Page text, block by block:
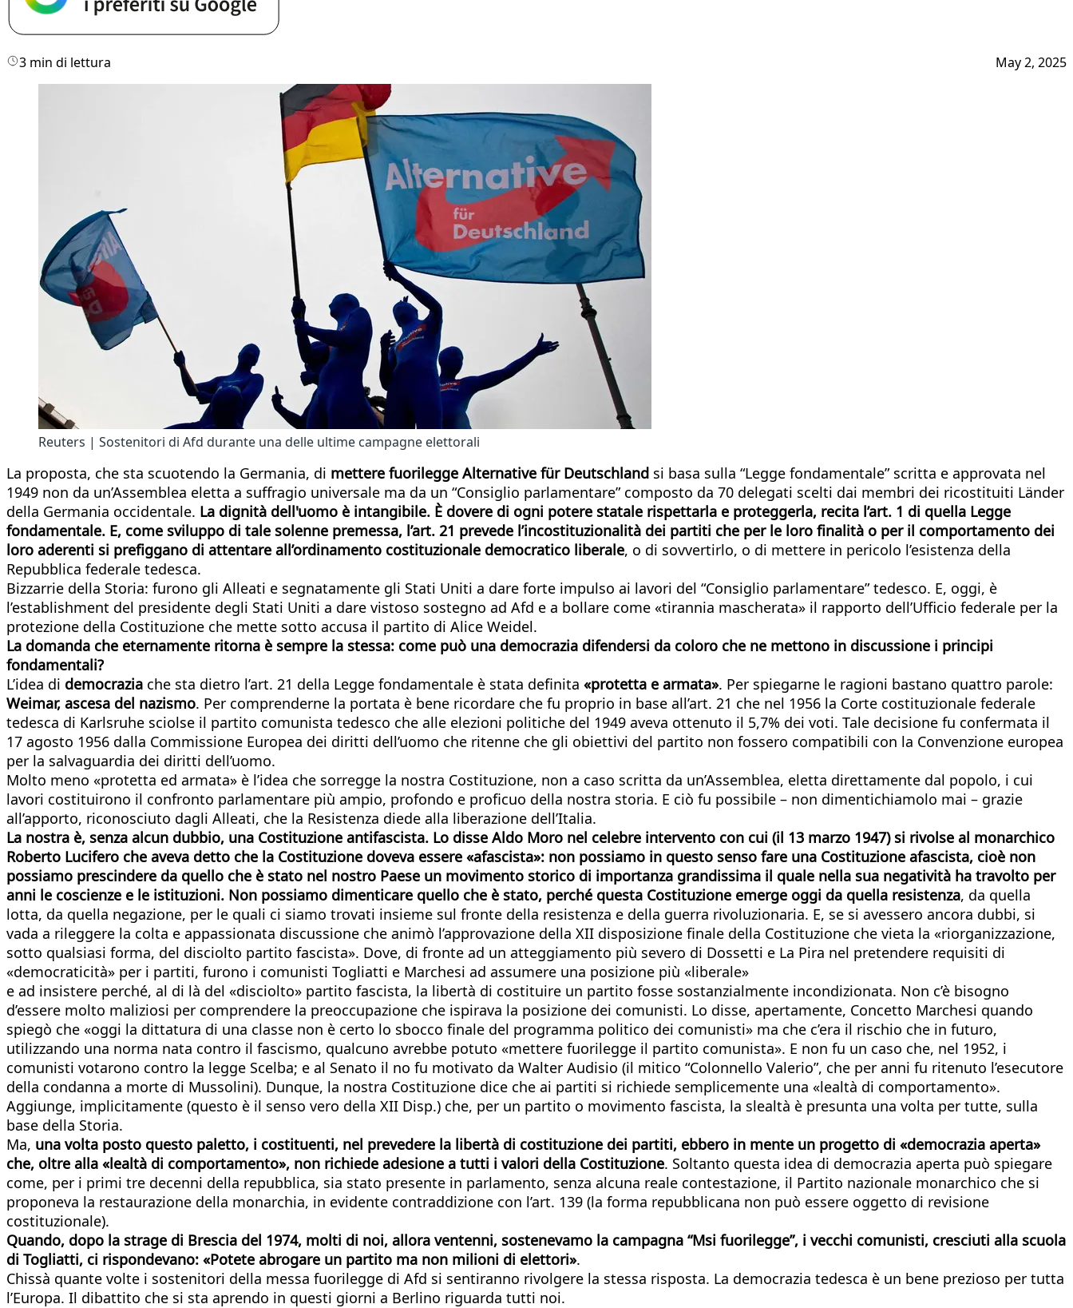
3 min di lettura May 2, 2025
Reuters | Sostenitori di Afd durante una delle ultime campagne elettorali
La proposta, che sta scuotendo la Germania, di mettere fuorilegge Alternative für Deutschland si basa sulla “Legge fondamentale” scritta e approvata nel
1949 non da un’Assemblea eletta a suffragio universale ma da un “Consiglio parlamentare” composto da 70 delegati scelti dai membri dei ricostituiti Länder
della Germania occidentale. La dignità dell'uomo è intangibile. È dovere di ogni potere statale rispettarla e proteggerla, recita l’art. 1 di quella Legge
fondamentale. E, come sviluppo di tale solenne premessa, l’art. 21 prevede l’incostituzionalità dei partiti che per le loro finalità o per il comportamento dei
loro aderenti si prefiggano di attentare all’ordinamento costituzionale democratico liberale, o di sovvertirlo, o di mettere in pericolo l’esistenza della
Repubblica federale tedesca.
Bizzarrie della Storia: furono gli Alleati e segnatamente gli Stati Uniti a dare forte impulso ai lavori del “Consiglio parlamentare” tedesco. E, oggi, è
l’establishment del presidente degli Stati Uniti a dare vistoso sostegno ad Afd e a bollare come «tirannia mascherata» il rapporto dell’Ufficio federale per la
protezione della Costituzione che mette sotto accusa il partito di Alice Weidel.
La domanda che eternamente ritorna è sempre la stessa: come può una democrazia difendersi da coloro che ne mettono in discussione i principi
fondamentali?
L’idea di democrazia che sta dietro l’art. 21 della Legge fondamentale è stata definita «protetta e armata». Per spiegarne le ragioni bastano quattro parole:
Weimar, ascesa del nazismo. Per comprenderne la portata è bene ricordare che fu proprio in base all’art. 21 che nel 1956 la Corte costituzionale federale
tedesca di Karlsruhe sciolse il partito comunista tedesco che alle elezioni politiche del 1949 aveva ottenuto il 5,7% dei voti. Tale decisione fu confermata il
17 agosto 1956 dalla Commissione Europea dei diritti dell’uomo che ritenne che gli obiettivi del partito non fossero compatibili con la Convenzione europea
per la salvaguardia dei diritti dell’uomo.
Molto meno «protetta ed armata» è l’idea che sorregge la nostra Costituzione, non a caso scritta da un’Assemblea, eletta direttamente dal popolo, i cui
lavori costituirono il confronto parlamentare più ampio, profondo e proficuo della nostra storia. E ciò fu possibile – non dimentichiamolo mai – grazie
all’apporto, riconosciuto dagli Alleati, che la Resistenza diede alla liberazione dell’Italia.
La nostra è, senza alcun dubbio, una Costituzione antifascista. Lo disse Aldo Moro nel celebre intervento con cui (il 13 marzo 1947) si rivolse al monarchico
Roberto Lucifero che aveva detto che la Costituzione doveva essere «afascista»: non possiamo in questo senso fare una Costituzione afascista, cioè non
possiamo prescindere da quello che è stato nel nostro Paese un movimento storico di importanza grandissima il quale nella sua negatività ha travolto per
anni le coscienze e le istituzioni. Non possiamo dimenticare quello che è stato, perché questa Costituzione emerge oggi da quella resistenza, da quella
lotta, da quella negazione, per le quali ci siamo trovati insieme sul fronte della resistenza e della guerra rivoluzionaria. E, se si avessero ancora dubbi, si
vada a rileggere la colta e appassionata discussione che animò l’approvazione della XII disposizione finale della Costituzione che vieta la «riorganizzazione,
sotto qualsiasi forma, del disciolto partito fascista». Dove, di fronte ad un atteggiamento più severo di Dossetti e La Pira nel pretendere requisiti di
«democraticità» per i partiti, furono i comunisti Togliatti e Marchesi ad assumere una posizione più «liberale»
e ad insistere perché, al di là del «disciolto» partito fascista, la libertà di costituire un partito fosse sostanzialmente incondizionata. Non c’è bisogno
d’essere molto maliziosi per comprendere la preoccupazione che ispirava la posizione dei comunisti. Lo disse, apertamente, Concetto Marchesi quando
spiegò che «oggi la dittatura di una classe non è certo lo sbocco finale del programma politico dei comunisti» ma che c’era il rischio che in futuro,
utilizzando una norma nata contro il fascismo, qualcuno avrebbe potuto «mettere fuorilegge il partito comunista». E non fu un caso che, nel 1952, i
comunisti votarono contro la legge Scelba; e al Senato il no fu motivato da Walter Audisio (il mitico “Colonnello Valerio”, che per anni fu ritenuto l’esecutore
della condanna a morte di Mussolini). Dunque, la nostra Costituzione dice che ai partiti si richiede semplicemente una «lealtà di comportamento».
Aggiunge, implicitamente (questo è il senso vero della XII Disp.) che, per un partito o movimento fascista, la slealtà è presunta una volta per tutte, sulla
base della Storia.
Ma, una volta posto questo paletto, i costituenti, nel prevedere la libertà di costituzione dei partiti, ebbero in mente un progetto di «democrazia aperta»
che, oltre alla «lealtà di comportamento», non richiede adesione a tutti i valori della Costituzione. Soltanto questa idea di democrazia aperta può spiegare
come, per i primi tre decenni della repubblica, sia stato presente in parlamento, senza alcuna reale contestazione, il Partito nazionale monarchico che si
proponeva la restaurazione della monarchia, in evidente contraddizione con l’art. 139 (la forma repubblicana non può essere oggetto di revisione
costituzionale).
Quando, dopo la strage di Brescia del 1974, molti di noi, allora ventenni, sostenevamo la campagna “Msi fuorilegge”, i vecchi comunisti, cresciuti alla scuola
di Togliatti, ci rispondevano: «Potete abrogare un partito ma non milioni di elettori».
Chissà quante volte i sostenitori della messa fuorilegge di Afd si sentiranno rivolgere la stessa risposta. La democrazia tedesca è un bene prezioso per tutta
l’Europa. Il dibattito che si sta aprendo in questi giorni a Berlino riguarda tutti noi.